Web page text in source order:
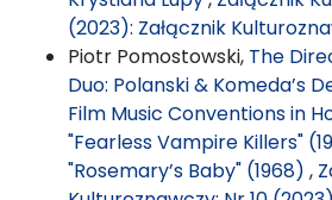
(2023): Załącznik
Piotr Pomostowski, The
Duo: Polanski & Komeda’s
Film Music Conventions in
"Fearless Vampire Killers"
"Rosemary’s Baby" (1968) ,